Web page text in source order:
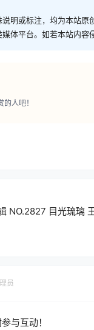
明或标注，均为本站
体平台。如若本站内
人吧！
NO.2827 目光琉璃
员
与互动！